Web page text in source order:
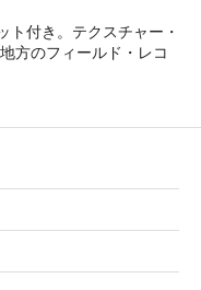
ト付き。テクスチャー・
方のフィールド・レコ